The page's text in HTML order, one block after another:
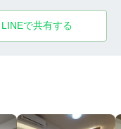
LINEで共有する